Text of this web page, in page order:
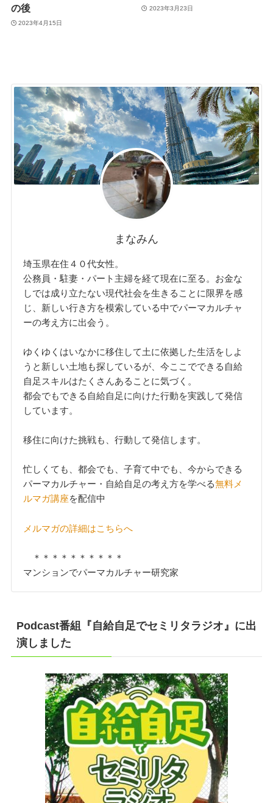
の後
2023年4月15日
2023年3月23日
まなみん
埼玉県在住４０代女性。
公務員・駐妻・パート主婦を経て現在に至る。お金な
しでは成り立たない現代社会を生きることに限界を感
じ、新しい行き方を模索している中でパーマカルチャ
ーの考え方に出会う。
ゆくゆくはいなかに移住して土に依拠した生活をしよ
うと新しい土地も探しているが、今ここでできる自給
自足スキルはたくさんあることに気づく。
都会でもできる自給自足に向けた行動を実践して発信
しています。
移住に向けた挑戦も、行動して発信します。
忙しくても、都会でも、子育て中でも、今からできる
パーマカルチャー・自給自足の考え方を学べる無料メ
ルマガ講座を配信中
メルマガの詳細はこちらへ
＊＊＊＊＊＊＊＊＊＊
マンションでパーマカルチャー研究家
Podcast番組『自給自足でセミリタラジオ』に出
演しました